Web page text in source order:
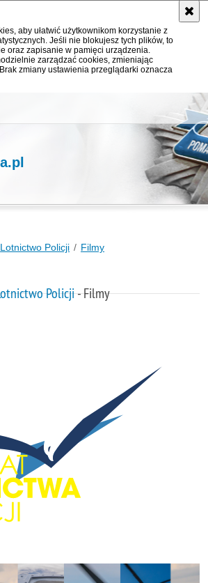
aby ułatwić użytkownikom korzystanie z
Jeśli nie blokujesz tych plików, to
oraz zapisanie w pamięci urządzenia.
zarządzać cookies, zmieniając
zmiany ustawienia przeglądarki oznacza
Lotnictwo Policji Filmy
Policji- Filmy